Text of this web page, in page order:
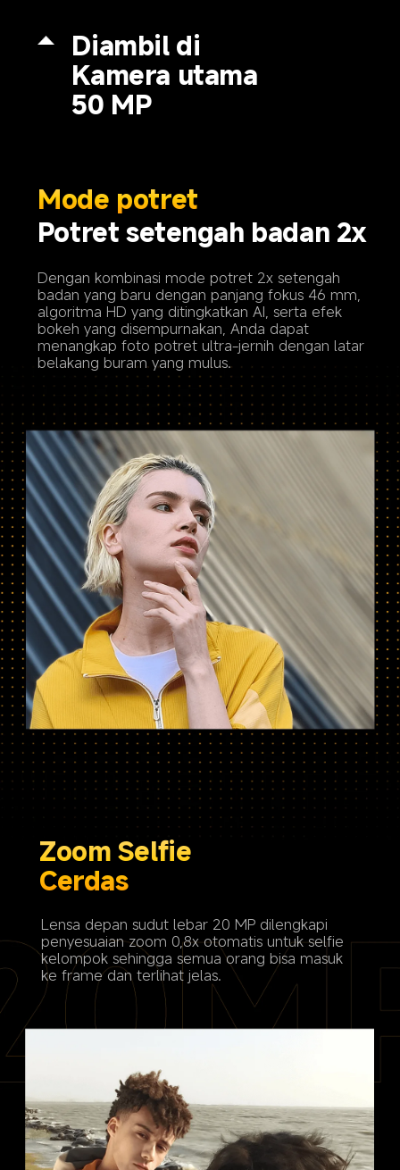
Diambil di
Kamera utama
50 MP
Mode potret
Potret setengah badan 2x
Dengan kombinasi mode potret 2x setengah
badan yang baru dengan panjang fokus 46 mm,
algoritma HD yang ditingkatkan AI, serta efek
bokeh yang disempurnakan, Anda dapat
menangkap foto potret ultra-jernih dengan latar
belakang buram yang mulus.
Zoom Selfie
Cerdas
Lensa depan sudut lebar 20 MP dilengkapi
penyesuaian zoom 0,8x otomatis untuk selfie
kelompok sehingga semua orang bisa masuk
ke frame dan terlihat jelas.